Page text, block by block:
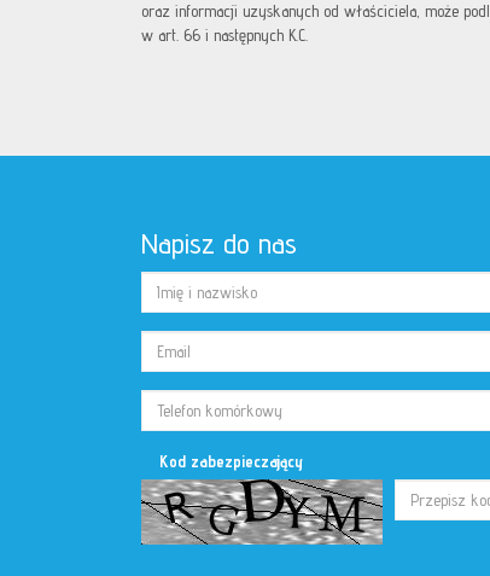
oraz informacji uzyskanych od właściciela, może
w art. 66 i następnych K.C.
Napisz do nas
Kod zabezpieczający